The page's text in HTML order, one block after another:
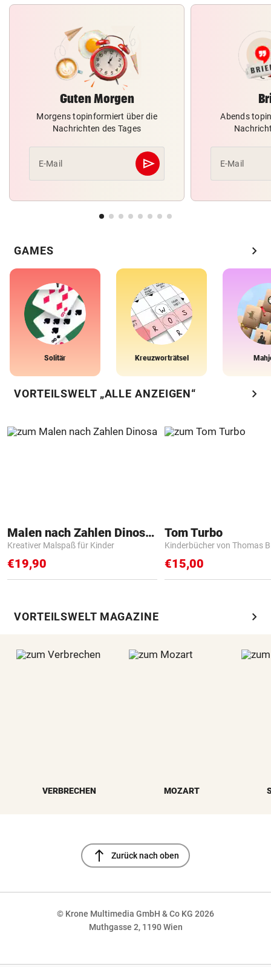
Guten Morgen
Morgens topinformiert über die
Nachrichten des Tages
E-Mail send
Abschicken
Abends
E-Mail
GAMES chevron_right
Solitär Kreuzworträtsel
VORTEILSWELT „ALLE ANZEIGEN“ chevron_right
Malen nach Zahlen Dinosaurier
Kreativer Malspaß für Kinder
€19,90
Tom Turbo
Kinderbücher von Thomas
€15,00
VORTEILSWELT MAGAZINE chevron_right
VERBRECHEN MOZART
north Zurück nach oben
© Krone Multimedia GmbH & Co KG 2026
Muthgasse 2, 1190 Wien